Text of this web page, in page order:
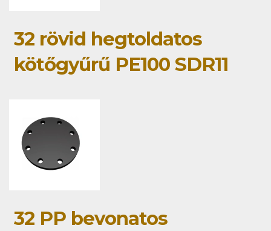
32 rövid hegtoldatos
kötőgyűrű PE100 SDR11
32 PP bevonatos